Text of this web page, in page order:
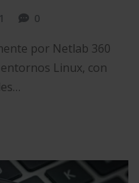
0
por Netlab 360
Linux, con